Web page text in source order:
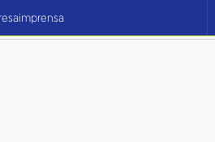
imprensa